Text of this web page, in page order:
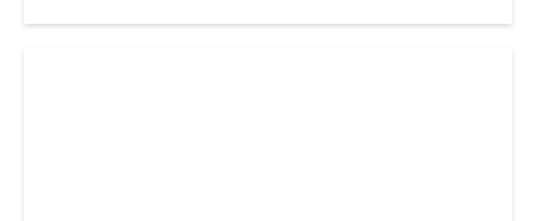
Этаж:
—/1